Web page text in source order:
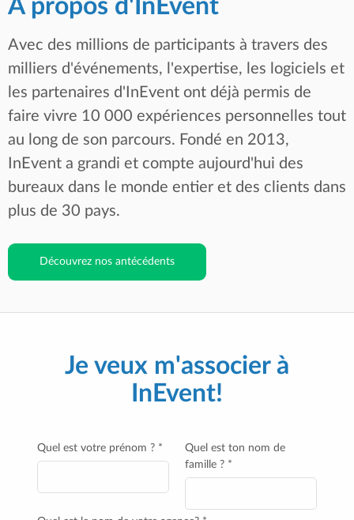
À propos d'InEvent
Avec des millions de participants à travers des
milliers d'événements, l'expertise, les logiciels et
les partenaires d'InEvent ont déjà permis de
faire vivre 10 000 expériences personnelles tout
au long de son parcours. Fondé en 2013,
InEvent a grandi et compte aujourd'hui des
bureaux dans le monde entier et des clients dans
plus de 30 pays.
Découvrez nos antécédents
Je veux m'associer à
InEvent!
Quel est votre prénom ? *
Quel est ton nom de
famille ? *